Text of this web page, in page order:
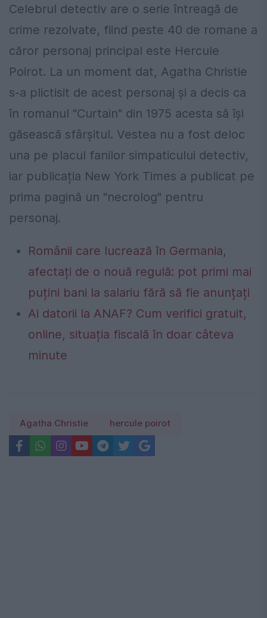
Celebrul detectiv are o serie întreagă de
crime rezolvate, fiind peste 40 de romane a
căror personaj principal este Hercule
Poirot. La un moment dat, Agatha Christie
s-a plictisit de acest personaj și a decis ca
în romanul "Curtain" din 1975 acesta să își
găsească sfârșitul. Vestea nu a fost deloc
una pe placul fanilor simpaticului detectiv,
iar publicația New York Times a publicat pe
prima pagină un "necrolog" pentru
personaj.
Românii care lucrează în Germania,
afectați de o nouă regulă: pot primi mai
puțini bani la salariu fără să fie anunțați
Ai datorii la ANAF? Cum verifici gratuit,
online, situația fiscală în doar câteva
minute
Agatha Christie hercule poirot